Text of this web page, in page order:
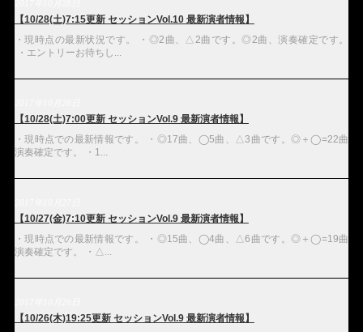
【10/28(土)7:15更新 セッションVol.10 最新演者情報】
・現時点の最新状況です。 ・◎2曲、△2曲です。◎2曲、演奏確定です。
・エントリーお待ちし...
【10/28(土)7:00更新 セッションVol.9 最新演者情報】
・現時点での最新情報です。 ・◎17曲、◯5曲、△3曲です。◎＋◯=22曲
演奏確定です。 ・1...
【10/27(金)7:10更新 セッションVol.9 最新演者情報】
・現時点での最新情報です。 ・◎15曲、◯4曲、△6曲です。◎＋◯=19曲
演奏確定です。 ・△...
【10/26(木)19:25更新 セッションVol.9 最新演者情報】